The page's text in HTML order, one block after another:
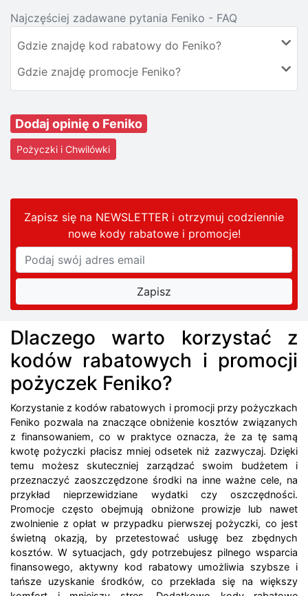
Najczęściej zadawane pytania Feniko - FAQ
Gdzie znajdę kod rabatowy do Feniko?
Gdzie znajdę promocje Feniko?
Dodaj opinię o Feniko
Pożyczki i Chwilówki
Zapisz się na NEWSLETTER i otrzymuj codziennie
nowe kody rabatowei promocje!
Dlaczego warto korzystać z
kodów rabatowych i promocji
pożyczek Feniko?
Korzystanie z kodów rabatowych i promocji przy pożyczkach
Feniko pozwala na znaczące obniżenie kosztów związanych
z finansowaniem, co w praktyce oznacza, że za tę samą
kwotę pożyczki płacisz mniej odsetek niż zazwyczaj. Dzięki
temu możesz skuteczniej zarządzać swoim budżetem i
przeznaczyć zaoszczędzone środki na inne ważne cele, na
przykład nieprzewidziane wydatki czy oszczędności.
Promocje często obejmują obniżone prowizje lub nawet
zwolnienie z opłat w przypadku pierwszej pożyczki, co jest
świetną okazją, by przetestować usługę bez zbędnych
kosztów. W sytuacjach, gdy potrzebujesz pilnego wsparcia
finansowego, aktywny kod rabatowy umożliwia szybsze i
tańsze uzyskanie środków, co przekłada się na większy